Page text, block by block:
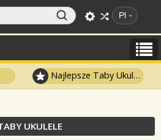
Pl
Najlepsze Taby Ukulele
UKULELE